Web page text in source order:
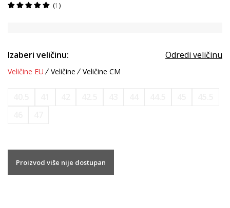
1
Izaberi veličinu: Odredi veličinu
Veličine EU Veličine Veličine CM
Proizvod više nije dostupan